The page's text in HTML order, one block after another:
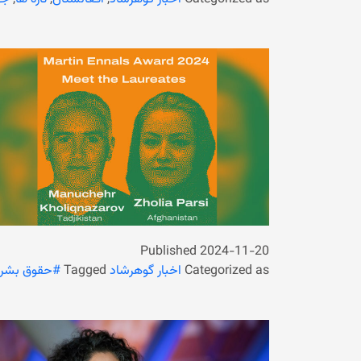
Published 2024-11-20
Categorized as اخبار گوهرشاد Tagged#حقوق بشر